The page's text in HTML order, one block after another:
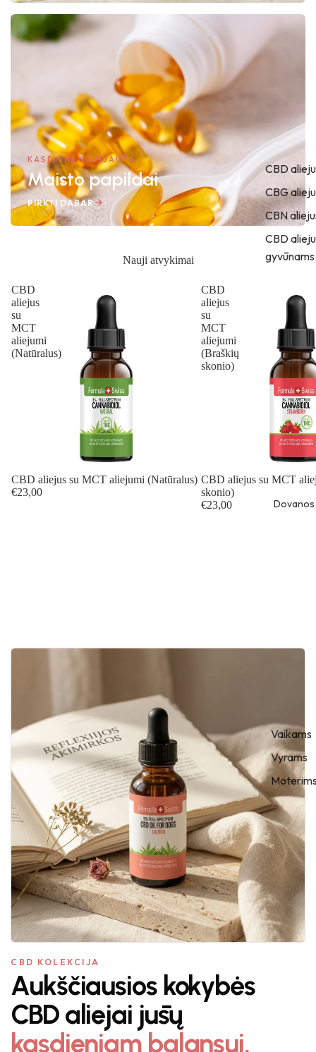
CBD
CBG
CBN
CBD
gyvūnams
Dovanos
Vaikams
Vyrams
KASDIENĖ SAVIJAUTA
Maisto papildai
PIRKTI DABAR
Nauji atvykimai
CBD
aliejus
su
MCT
aliejumi
(Natūralus)
CBD aliejus su MCT aliejumi (Natūralus)
€23,00
CBD
aliejus
su
MCT
aliejumi
(Braškių
skonio)
CBD aliejus su MCT
skonio)
€23,00
CBD KOLEKCIJA
Aukščiausios kokybės
CBD aliejai jūsų
kasdieniam balansui.